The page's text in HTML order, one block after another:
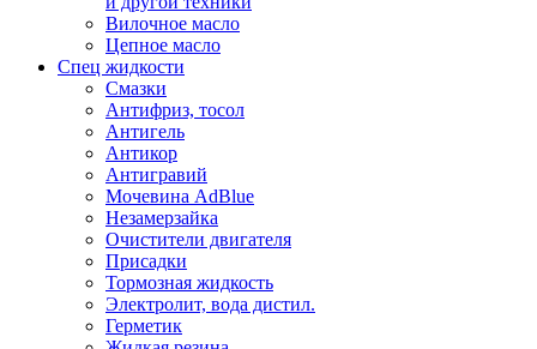
Вилочное масло
Цепное масло
Спец жидкости
Смазки
Антифриз, тосол
Антигель
Антикор
Антигравий
Мочевина AdBlue
Незамерзайка
Очистители двигателя
Присадки
Тормозная жидкость
Электролит, вода дистил.
Герметик